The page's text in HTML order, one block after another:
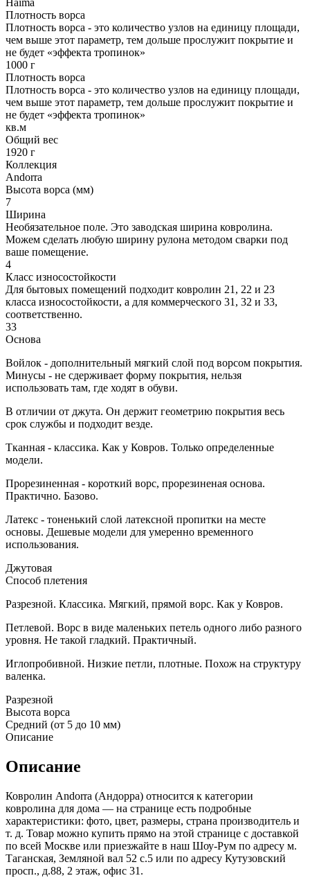
Haima
Плотность ворса
Плотность ворса - это количество узлов на единицу площади,
чем выше этот параметр, тем дольше прослужит покрытие и
не будет «эффекта тропинок»
1000 г
Плотность ворса
Плотность ворса - это количество узлов на единицу площади,
чем выше этот параметр, тем дольше прослужит покрытие и
не будет «эффекта тропинок»
кв.м
Общий вес
1920 г
Коллекция
Andorra
Высота ворса (мм)
7
Ширина
Необязательное поле. Это заводская ширина ковролина.
Можем сделать любую ширину рулона методом сварки под
ваше помещение.
4
Класс износостойкости
Для бытовых помещений подходит ковролин 21, 22 и 23
класса износостойкости, а для коммерческого 31, 32 и 33,
соответственно.
33
Основа
Войлок - дополнительный мягкий слой под ворсом покрытия.
Минусы - не сдерживает форму покрытия, нельзя
использовать там, где ходят в обуви.
В отличии от джута. Он держит геометрию покрытия весь
срок службы и подходит везде.
Тканная - классика. Как у Ковров. Только определенные
модели.
Прорезиненная - короткий ворс, прорезиненая основа.
Практично. Базово.
Латекс - тоненький слой латексной пропитки на месте
основы. Дешевые модели для умеренно временного
использования.
Джутовая
Способ плетения
Разрезной. Классика. Мягкий, прямой ворс. Как у Ковров.
Петлевой. Ворс в виде маленьких петель одного либо разного
уровня. Не такой гладкий. Практичный.
Иглопробивной. Низкие петли, плотные. Похож на структуру
валенка.
Разрезной
Высота ворса
Средний (от 5 до 10 мм)
Описание
Описание
Ковролин Andorra (Андорра) относится к категории
ковролина для дома — на странице есть подробные
характеристики: фото, цвет, размеры, страна производитель и
т. д. Товар можно купить прямо на этой странице с доставкой
по всей Москве или приезжайте в наш Шоу-Рум по адресу м.
Таганская, Земляной вал 52 с.5 или по адресу Кутузовский
просп., д.88, 2 этаж, офис 31.